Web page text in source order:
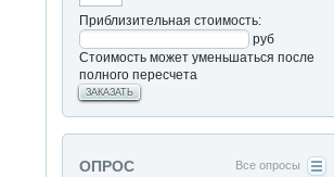
Приблизительная стоимость:
руб
Стоимость может уменьшаться после
полного пересчета
ЗАКАЗАТЬ
ОПРОС Все опросы